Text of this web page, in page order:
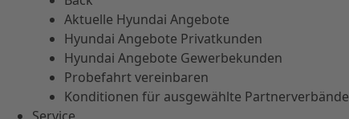
Aktuelle Hyundai Angebote
Hyundai Angebote Privatkunden
Hyundai Angebote Gewerbekunden
Probefahrt vereinbaren
Konditionen für ausgewählte Partnerverbände